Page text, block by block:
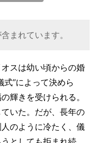
まれています。
スは幼い頃からの婚
式”によって決めら
輝きを受けられる。
いた。だが、長年の
のように冷たく、儀